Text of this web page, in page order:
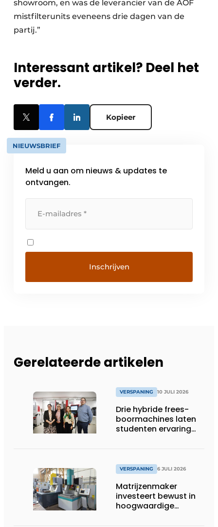
showroom, en was de leverancier van de AOF
mistfilterunits eveneens drie dagen van de
partij.”
Interessant artikel? Deel het
verder.
Kopieer
NIEUWSBRIEF
Meld u aan om nieuws & updates te
ontvangen.
Gerelateerde artikelen
VERSPANING 10 JULI 2026
Drie hybride frees-
boormachines laten
studenten ervaring
VERSPANING 6 JULI 2026
Matrijzenmaker
investeert bewust in
hoogwaardige